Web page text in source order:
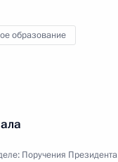
образование
Поручения Президента